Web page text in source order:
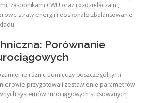
zasobnikami CWU oraz rozdzielaczami,
straty energii i doskonałe zbalansowanie
Porównanie
różnic pomiędzy poszczególnymi
przygotowali zestawienie parametrów
systemów rurociągowych stosowanych